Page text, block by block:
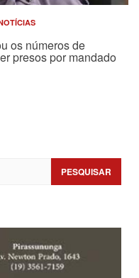
os números de
presos por mandado